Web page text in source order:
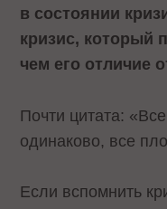
в состоянии
кризис, который
чем его отличие
Почти цитата:
одинаково, все
Если вспомнить